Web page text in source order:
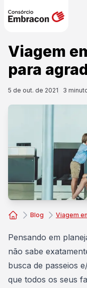
Viagem
para
5 de out. de 2021 3
Blog
Pensando em
não sabe
busca de passeios
que todos os seus